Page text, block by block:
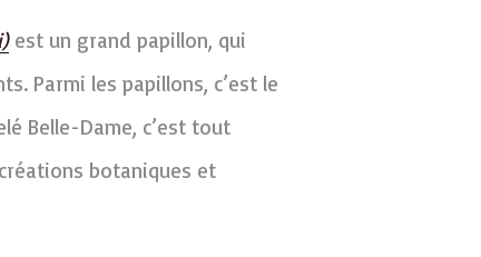
est un grand papillon, qui
Parmi les papillons, c’est le
Belle-Dame, c’est tout
botaniques et